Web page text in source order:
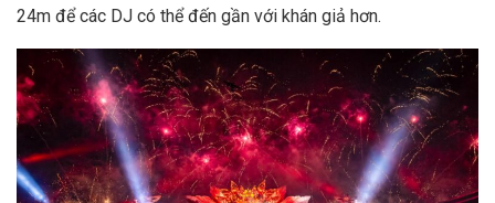
24m để các DJ có thể đến gần với khán giả hơn.